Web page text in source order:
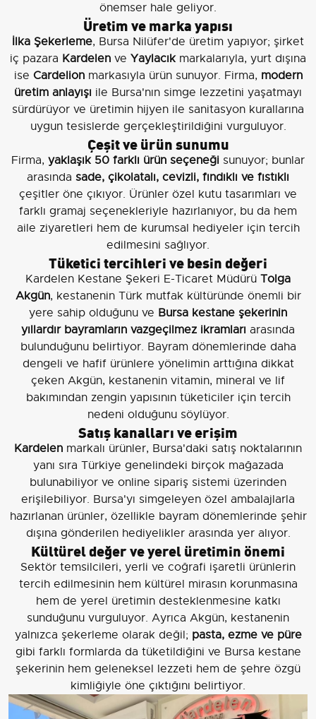
önemser hale geliyor.
Üretim ve marka yapısı
İlka Şekerleme, Bursa Nilüfer'de üretim yapıyor; şirket
iç pazara Kardelen ve Yaylacıkmarkalarıyla, yurt dışına
ise Cardelionmarkasıyla ürün sunuyor. Firma, modern
üretim anlayışı ile Bursa'nın simge lezzetini yaşatmayı
sürdürüyor ve üretimin hijyen ile sanitasyon kurallarına
uygun tesislerde gerçekleştirildiğini vurguluyor.
Çeşit ve ürün sunumu
Firma, yaklaşık 50 farklı ürün seçeneği sunuyor; bunlar
arasında sade, çikolatalı, cevizli, fındıklı ve fıstıklı
çeşitler öne çıkıyor. Ürünler özel kutu tasarımları ve
farklı gramaj seçenekleriyle hazırlanıyor, bu da hem
aile ziyaretleri hem de kurumsal hediyeler için tercih
edilmesini sağlıyor.
Tüketici tercihleri ve besin değeri
Kardelen Kestane Şekeri E-Ticaret Müdürü Tolga
Akgün, kestanenin Türk mutfak kültüründe önemli bir
yere sahip olduğunu ve Bursa kestane şekerinin
yıllardır bayramların vazgeçilmez ikramları arasında
bulunduğunu belirtiyor. Bayram dönemlerinde daha
dengeli ve hafif ürünlere yönelimin arttığına dikkat
çeken Akgün, kestanenin vitamin, mineral ve lif
bakımından zengin yapısının tüketiciler için tercih
nedeni olduğunu söylüyor.
Satış kanalları ve erişim
Kardelen markalı ürünler, Bursa'daki satış noktalarının
yanı sıra Türkiye genelindeki birçok mağazada
bulunabiliyor ve online sipariş sistemi üzerinden
erişilebiliyor. Bursa'yı simgeleyen özel ambalajlarla
hazırlanan ürünler, özellikle bayram dönemlerinde şehir
dışına gönderilen hediyelikler arasında yer alıyor.
Kültürel değer ve yerel üretimin önemi
Sektör temsilcileri, yerli ve coğrafi işaretli ürünlerin
tercih edilmesinin hem kültürel mirasın korunmasına
hem de yerel üretimin desteklenmesine katkı
sunduğunu vurguluyor. Ayrıca Akgün, kestanenin
yalnızca şekerleme olarak değil; pasta, ezme ve püre
gibi farklı formlarda da tüketildiğini ve Bursa kestane
şekerinin hem geleneksel lezzeti hem de şehre özgü
kimliğiyle öne çıktığını belirtiyor.